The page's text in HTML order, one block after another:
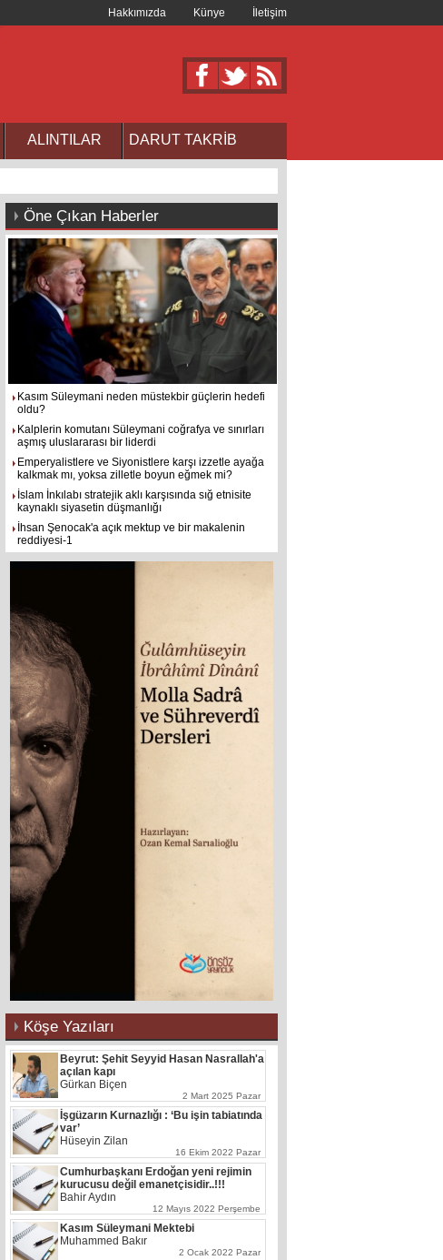
Hakkımızda Künye İletişim
ALINTILAR DARUT TAKRİB
Öne Çıkan Haberler
Kasım Süleymani neden müstekbir güçlerin hedefi
oldu?
Kalplerin komutanı Süleymani coğrafya ve sınırları
aşmış uluslararası bir liderdi
Emperyalistlere ve Siyonistlere karşı izzetle ayağa
kalkmak mı, yoksa zilletle boyun eğmek mi?
İslam İnkılabı stratejik aklı karşısında sığ etnisite
kaynaklı siyasetin düşmanlığı
İhsan Şenocak'a açık mektup ve bir makalenin
reddiyesi-1
Köşe Yazıları
Beyrut: Şehit Seyyid Hasan Nasrallah'a
açılan kapı
Gürkan Biçen
2 Mart 2025 Pazar
İşgüzarın Kurnazlığı : ‘Bu işin tabiatında
var’
Hüseyin Zilan
16 Ekim 2022 Pazar
Cumhurbaşkanı Erdoğan yeni rejimin
kurucusu değil emanetçisidir..!!!
Bahir Aydın
12 Mayıs 2022 Perşembe
Kasım Süleymani Mektebi
Muhammed Bakır
2 Ocak 2022 Pazar